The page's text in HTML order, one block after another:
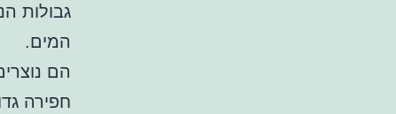
גבולות
המים.
הם
חפירה